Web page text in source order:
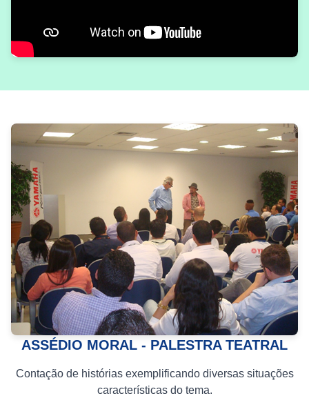
ASSÉDIO MORAL - PALESTRA TEATRAL
Contação de histórias exemplificando diversas situações
características do tema.